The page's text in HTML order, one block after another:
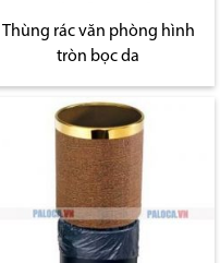
Thùng rác văn phòng hình
tròn bọc da